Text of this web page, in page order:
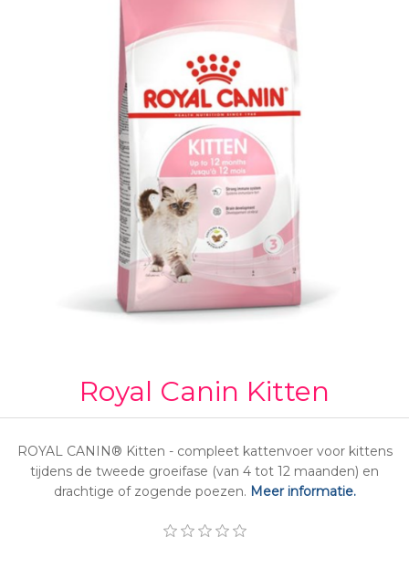
Royal Canin Kitten
ROYAL CANIN® Kitten - compleet kattenvoer voor kittens
tijdens de tweede groeifase (van 4 tot 12 maanden) en
drachtige of zogende poezen. Meer informatie.